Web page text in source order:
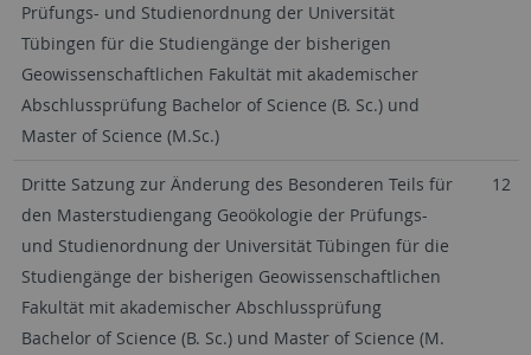
Prüfungs- und Studienordnung der Universität
Tübingen für die Studiengänge der bisherigen
Geowissenschaftlichen Fakultät mit akademischer
Abschlussprüfung Bachelor of Science (B. Sc.) und
Master of Science (M.Sc.)
Dritte Satzung zur Änderung des Besonderen Teils für
den Masterstudiengang Geoökologie der Prüfungs-
und Studienordnung der Universität Tübingen für die
Studiengänge der bisherigen Geowissenschaftlichen
Fakultät mit akademischer Abschlussprüfung
Bachelor of Science (B. Sc.) und Master of Science (M.
12